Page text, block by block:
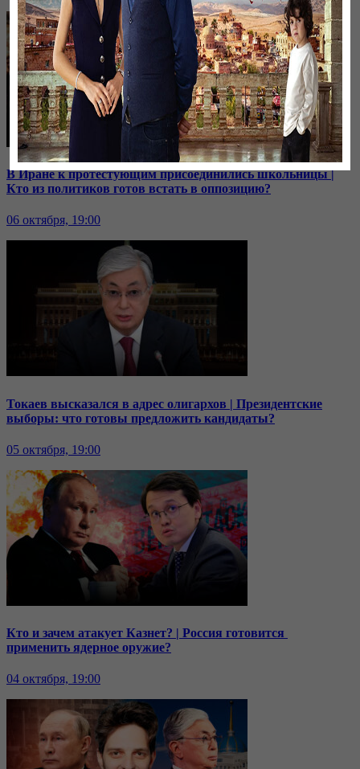
В Иране к протестующим присоединились школьницы |
Кто из политиков готов встать в оппозицию?
06 октября, 19:00
Токаев высказался в адрес олигархов | Президентские
выборы: что готовы предложить кандидаты?
05 октября, 19:00
Кто и зачем атакует Казнет? | Россия готовится
применить ядерное оружие?
04 октября, 19:00